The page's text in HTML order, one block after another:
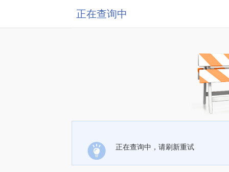
正在查询中
正在查询中，请刷新重试